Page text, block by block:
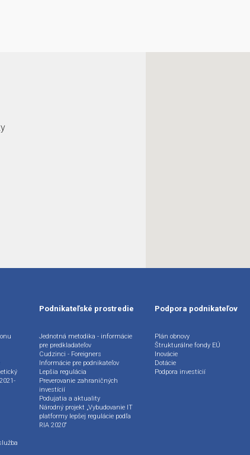
Podnikateľské prostredie
Jednotná metodika - informácie
pre predkladateľov
Cudzinci - Foreigners
Informácie pre podnikateľov
Lepšia regulácia
Preverovanie zahraničných
investícií
Podujatia a aktuality
Národný projekt „Vybudovanie IT
platformy lepšej regulácie podľa
RIA 2020“
Podpora podnikateľov
Plán obnovy
Štrukturálne fondy EÚ
Inovácie
Dotácie
Podpora investícií